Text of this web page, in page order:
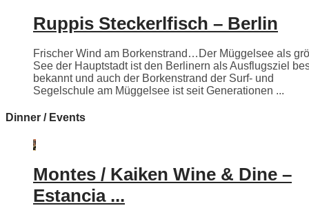
Ruppis Steckerlfisch – Berlin
Frischer Wind am Borkenstrand…Der Müggelsee als
See der Hauptstadt ist den Berlinern als Ausflugsziel
bekannt und auch der Borkenstrand der Surf- und
Segelschule am Müggelsee ist seit Generationen ...
Dinner / Events
Montes / Kaiken Wine & Dine –
Estancia ...